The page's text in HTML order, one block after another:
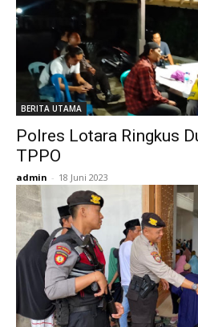
BERITA UTAMA
Polres Lotara Ringkus
TPPO
admin - 18 Juni 2023